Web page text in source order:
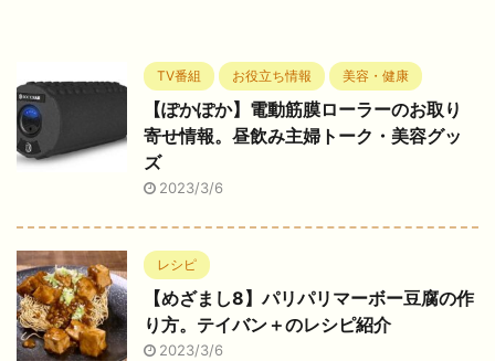
TV番組 お役立ち情報 美容・健康
【ぽかぽか】電動筋膜ローラーのお取り
寄せ情報。昼飲み主婦トーク・美容グッ
ズ
2023/3/6
レシピ
【めざまし8】パリパリマーボー豆腐の作
り方。テイバン＋のレシピ紹介
2023/3/6